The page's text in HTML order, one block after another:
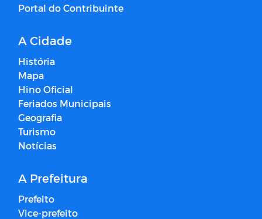
Portal do Contribuinte
A Cidade
História
Mapa
Hino Oficial
Feriados Municipais
Geografia
Turismo
Notícias
A Prefeitura
Prefeito
Vice-prefeito